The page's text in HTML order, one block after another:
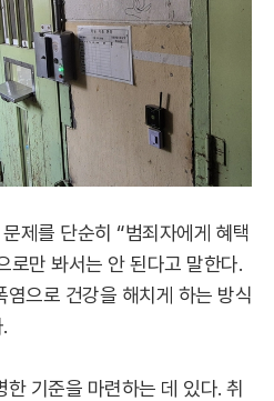
제를 단순히 “범죄자에게 혜택
로만 봐서는 안 된다고 말한다.
으로 건강을 해치게 하는 방식
기준을 마련하는 데 있다. 취